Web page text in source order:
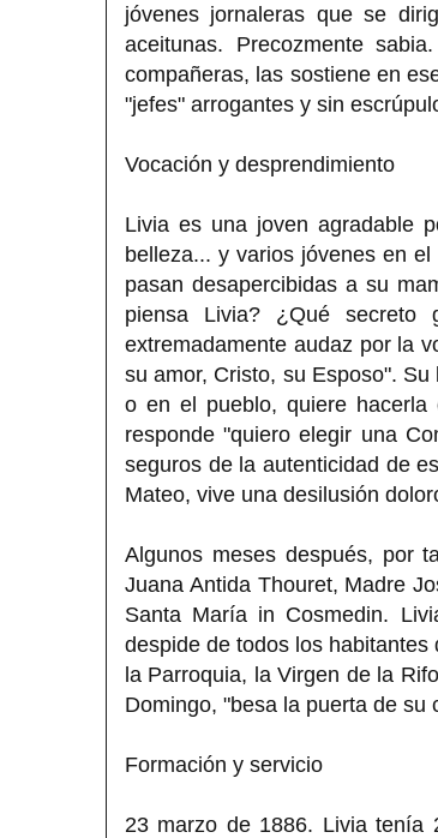
jóvenes jornaleras que se
aceitunas. Precozmente
compañeras, las sostiene en
"jefes" arrogantes y sin
Vocación y desprendimiento
Livia es una joven agradable
belleza... y varios jóvenes en
pasan desapercibidas a su
piensa Livia? ¿Qué
extremadamente audaz por la
su amor, Cristo, su Esposo".
o en el pueblo, quiere hacerla
responde "quiero elegir una
seguros de la autenticidad de
Mateo, vive una desilusión
Algunos meses después, por
Juana Antida Thouret, Madre
Santa María in Cosmedin.
despide de todos los
la Parroquia, la Virgen de la
Domingo, "besa la puerta de su
Formación y servicio
23 marzo de 1886. Livia tenía